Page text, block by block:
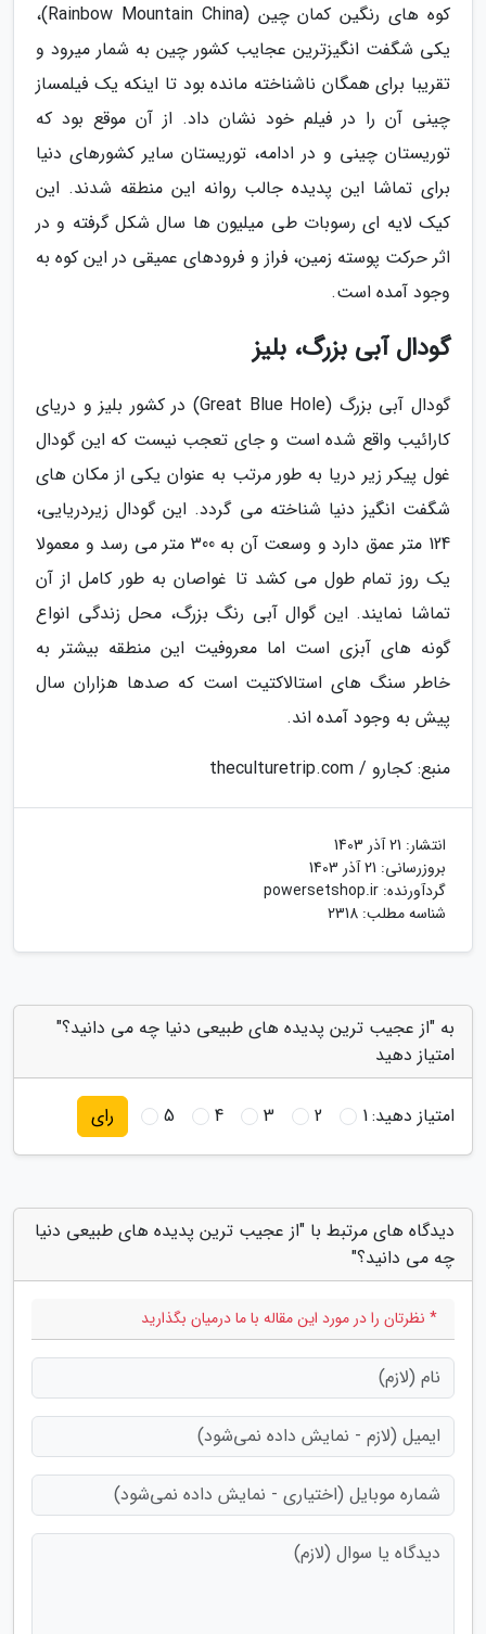
کوه های رنگین کمان چین (Rainbow Mountain China)،
یکی شگفت انگیزترین عجایب کشور چین به شمار میرود و
تقریبا برای همگان ناشناخته مانده بود تا اینکه یک فیلمساز
چینی آن را در فیلم خود نشان داد. از آن موقع بود که
توریستان چینی و در ادامه، توریستان سایر کشورهای دنیا
برای تماشا این پدیده جالب روانه این منطقه شدند. این
کیک لایه ای رسوبات طی میلیون ها سال شکل گرفته و در
اثر حرکت پوسته زمین، فراز و فرودهای عمیقی در این کوه به
وجود آمده است.
گودال آبی بزرگ، بلیز
گودال آبی بزرگ (Great Blue Hole) در کشور بلیز و دریای
کارائیب واقع شده است و جای تعجب نیست که این گودال
غول پیکر زیر دریا به طور مرتب به عنوان یکی از مکان های
شگفت انگیز دنیا شناخته می گردد. این گودال زیردریایی،
124 متر عمق دارد و وسعت آن به 300 متر می رسد و معمولا
یک روز تمام طول می کشد تا غواصان به طور کامل از آن
تماشا نمایند. این گوال آبی رنگ بزرگ، محل زندگی انواع
گونه های آبزی است اما معروفیت این منطقه بیشتر به
خاطر سنگ های استالاکتیت است که صدها هزاران سال
پیش به وجود آمده اند.
منبع: کجارو / theculturetrip.com
انتشار: 21 آذر 1403
بروزرسانی: 21 آذر 1403
گردآورنده: powersetshop.ir
شناسه مطلب: 2318
به "از عجیب ترین پدیده های طبیعی دنیا چه می دانید؟"
امتیاز دهید
امتیاز دهید:1
2
3
4
5 رای
دیدگاه های مرتبط با "از عجیب ترین پدیده های طبیعی دنیا
چه می دانید؟"
* نظرتان را در مورد این مقاله با ما درمیان بگذارید